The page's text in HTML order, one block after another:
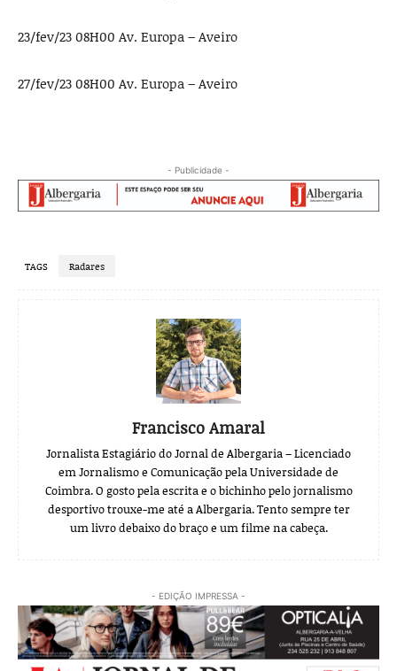
23/fev/23 08H00 Av. Europa – Aveiro
27/fev/23 08H00 Av. Europa – Aveiro
- Publicidade -
TAGS Radares
Francisco Amaral
Jornalista Estagiário do Jornal de Albergaria – Licenciado
em Jornalismo e Comunicação pela Universidade de
Coimbra. O gosto pela escrita e o bichinho pelo jornalismo
desportivo trouxe-me até a Albergaria. Tento sempre ter
um livro debaixo do braço e um filme na cabeça.
- EDIÇÃO IMPRESSA -